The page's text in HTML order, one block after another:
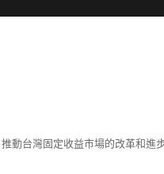
動台灣固定收益市場的改革和進